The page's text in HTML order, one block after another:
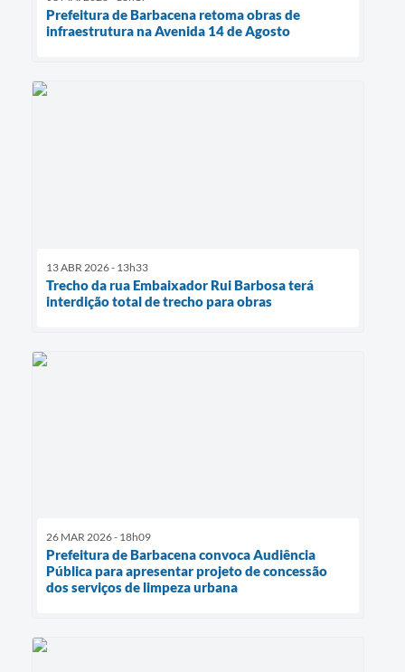
Prefeitura de Barbacena retoma obras de
infraestrutura na Avenida 14 de Agosto
13 ABR 2026 - 13h33
Trecho da rua Embaixador Rui Barbosa terá
interdição total de trecho para obras
26 MAR 2026 - 18h09
Prefeitura de Barbacena convoca Audiência
Pública para apresentar projeto de concessão
dos serviços de limpeza urbana